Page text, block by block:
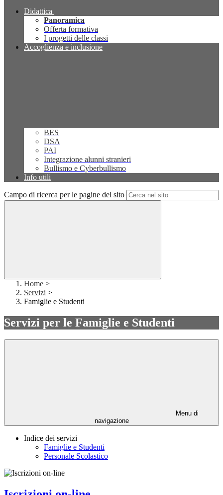
Didattica
Panoramica
Offerta formativa
I progetti delle classi
Accoglienza e inclusione
BES
DSA
PAI
Integrazione alunni stranieri
Bullismo e Cyberbullismo
Info utili
Campo di ricerca per le pagine del sito
Home >
Servizi >
Famiglie e Studenti
Servizi per le Famiglie e Studenti
Menu di
navigazione
Indice dei servizi
Famiglie e Studenti
Personale Scolastico